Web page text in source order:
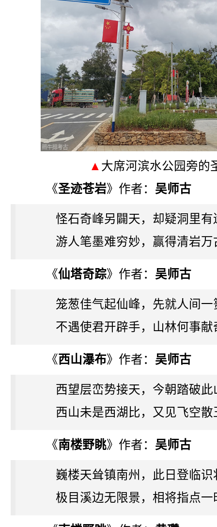
▲ 大席河滨水公园旁的
《圣迹苍岩》作者： 吴师古
怪石奇峰另闢天，却疑洞里有
游人笔墨难穷妙，赢得清岩万
《仙塔奇踪》作者： 吴师古
笼葱佳气起仙峰，先就人间一
不遇使君开辟手，山林何事献
《西山瀑布》作者： 吴师古
西望层峦势接天，今朝踏破此
西山未是西湖比，又见飞空散
《南楼野眺》作者： 吴师古
巍楼天耸镇南州，此日登临识
极目溪边无限景，相将指点一